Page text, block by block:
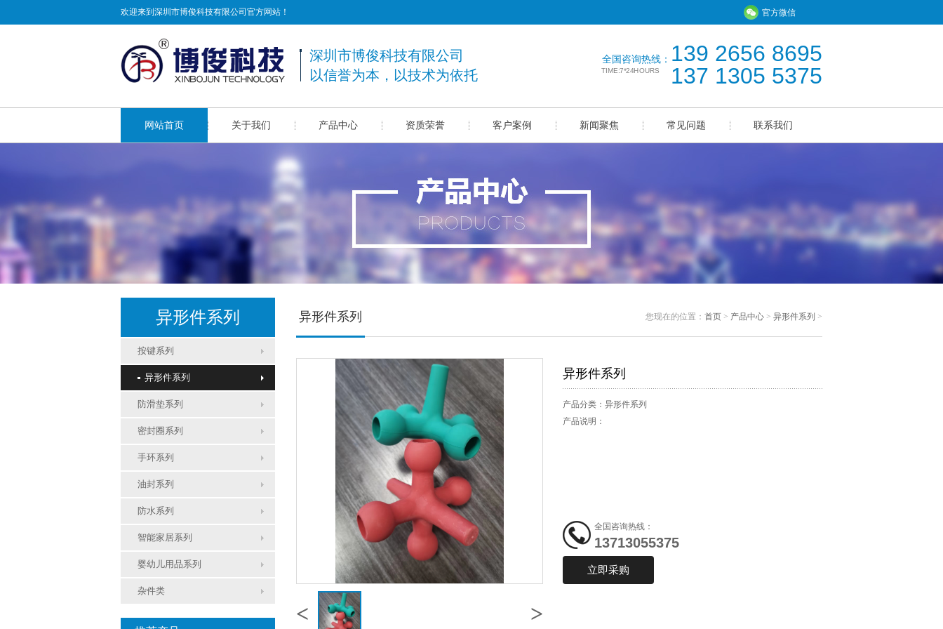
欢迎来到深圳市博俊科技有限公司官方网站！ 官方微信
深圳市博俊科技有限公司
以信誉为本，以技术为依托
全国咨询热线：
TIME:7*24HOURS
139 2656 8695
137 1305 5375
网站首页 关于我们 产品中心 资质荣誉 客户案例 新闻聚焦 常见问题 联系我们
异形件系列
按键系列
异形件系列
防滑垫系列
密封圈系列
手环系列
油封系列
防水系列
智能家居系列
婴幼儿用品系列
杂件类
异形件系列 您现在的位置： 首页 > 产品中心 > 异形件系列 >
< >
异形件系列
产品分类： 异形件系列
产品说明：
全国咨询热线：
13713055375
立即采购